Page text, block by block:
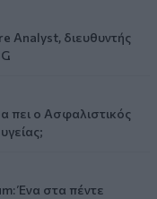
Analyst, διευθυντής
πει ο Ασφαλιστικός
Ένα στα πέντε